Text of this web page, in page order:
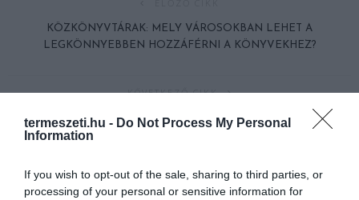
termeszeti.hu - Do Not Process My Personal
Information
If you wish to opt-out of the sale, sharing to third parties, or
processing of your personal or sensitive information for
KÖZKÖNYVTÁRAK: MELY VÁROSOKBAN LEHET A
LEGKÖNNYEBBEN HOZZÁFÉRNI A KÖNYVEKHEZ?
KÖVETKEZŐ CIKK
PATKÁNYOK VISZNEK APRÓ MIKROFONT A FÖLDRENGÉSEK
TÚLÉLŐINEK, AKIK ÍGY A MENTŐCSAPATOKKAL